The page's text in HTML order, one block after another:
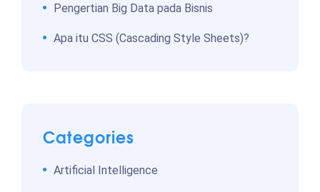
Pengertian Big Data pada Bisnis
Apa itu CSS (Cascading Style Sheets)?
Categories
Artificial Intelligence